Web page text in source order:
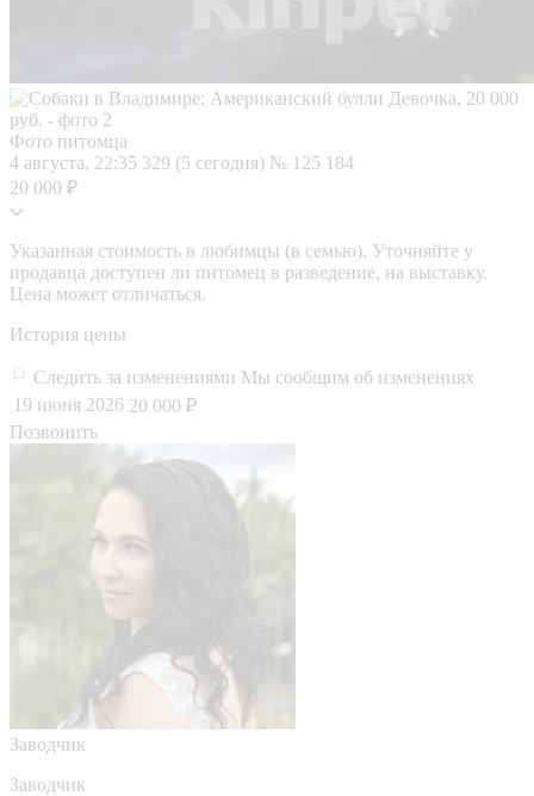
Фото питомца
4 августа, 22:35 329 (5 сегодня) № 125 184
20 000 ₽
Указанная стоимость в любимцы (в семью). Уточняйте у
продавца доступен ли питомец в разведение, на выставку.
Цена может отличаться.
История цены
Следить за изменениями Мы сообщим об изменениях
19 июня 2026 20 000 ₽
Позвонить
Заводчик
Заводчик